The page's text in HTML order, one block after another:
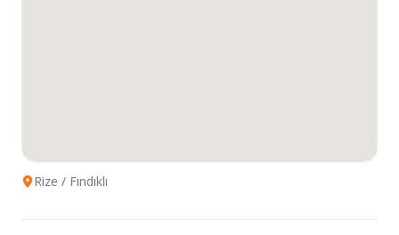
Rize / Fındıklı